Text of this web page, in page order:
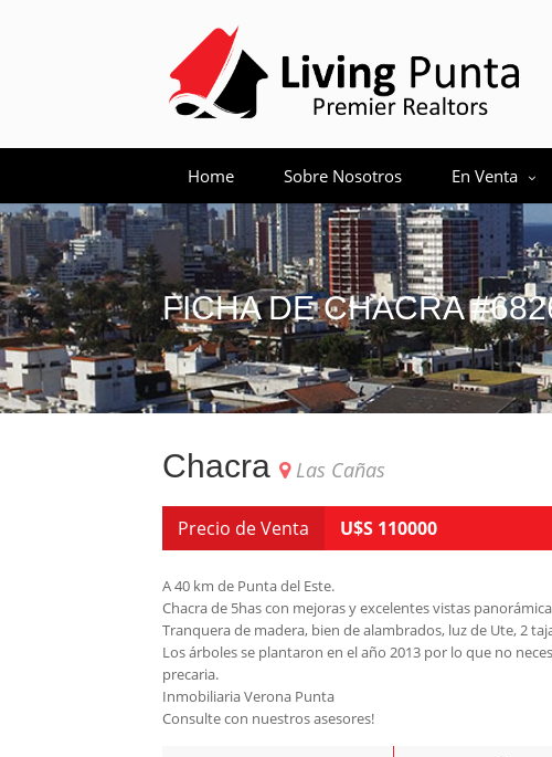
Home Sobre Nosotros En Venta
FICHA DE CHACRA
Chacra Las Cañas
Precio de Venta U$S 110000
A 40 km de Punta del Este.
Chacra de 5has con mejoras y excelentes vistas
Tranquera de madera, bien de alambrados, luz de Ute, 2
Los árboles se plantaron en el año 2013 por lo que no
precaria.
Inmobiliaria Verona Punta
Consulte con nuestros asesores!